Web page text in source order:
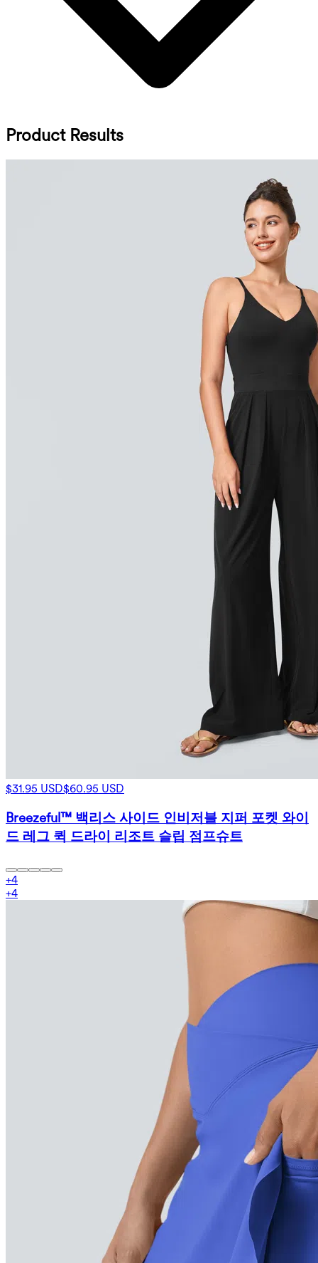
Product Results
$31.95 USD$60.95 USD
Breezeful™ 백리스 사이드 인비저블 지퍼 포켓 와이
드 레그 퀵 드라이 리조트 슬립 점프슈트
+4
+4